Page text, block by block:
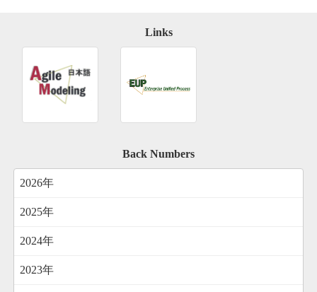
Links
Back Numbers
2026年
2025年
2024年
2023年